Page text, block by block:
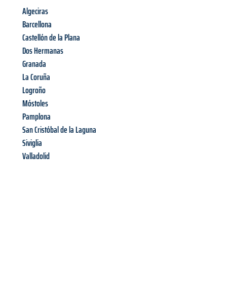
Algeciras
Barcellona
Castellón de la Plana
Dos Hermanas
Granada
La Coruña
Logroño
Móstoles
Pamplona
San Cristóbal de la Laguna
Siviglia
Valladolid